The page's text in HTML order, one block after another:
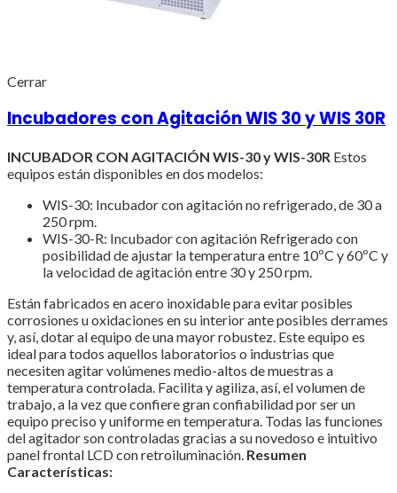
Cerrar
Incubadores con Agitación WIS 30 y WIS 30R
INCUBADOR CON AGITACIÓN WIS-30 y WIS-30R Estos
equipos están disponibles en dos modelos:
WIS-30: Incubador con agitación no refrigerado, de 30 a
250 rpm.
WIS-30-R: Incubador con agitación Refrigerado con
posibilidad de ajustar la temperatura entre 10ºC y 60ºC y
la velocidad de agitación entre 30 y 250 rpm.
Están fabricados en acero inoxidable para evitar posibles
corrosiones u oxidaciones en su interior ante posibles derrames
y, así, dotar al equipo de una mayor robustez. Este equipo es
ideal para todos aquellos laboratorios o industrias que
necesiten agitar volúmenes medio-altos de muestras a
temperatura controlada. Facilita y agiliza, así, el volumen de
trabajo, a la vez que confiere gran confiabilidad por ser un
equipo preciso y uniforme en temperatura. Todas las funciones
del agitador son controladas gracias a su novedoso e intuitivo
panel frontal LCD con retroiluminación. Resumen
Características: